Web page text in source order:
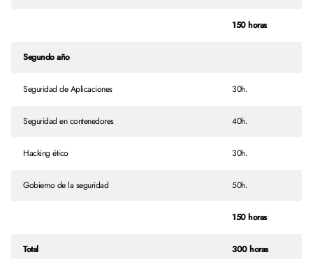
150 horas
Segundo año
Seguridad de Aplicaciones 30h.
Seguridad en contenedores 40h.
Hacking ético 30h.
Gobierno de la seguridad 50h.
150 horas
Total 300 horas